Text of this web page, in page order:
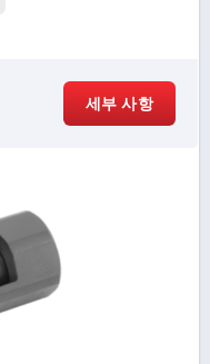
세부 사항